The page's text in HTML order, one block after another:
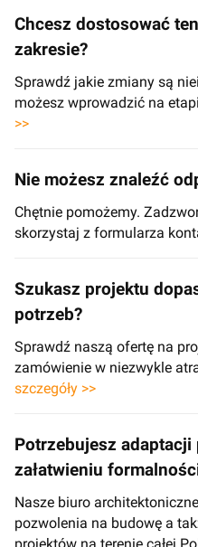
Chcesz dostosować
zakresie?
Sprawdź jakie zmiany są
możesz wprowadzić na
>>
Nie możesz znaleźć
Chętnie pomożemy.
skorzystaj z formularza
Szukasz projektu
potrzeb?
Sprawdź naszą ofertę na
zamówienie w niezwykle
szczegóły >>
Potrzebujesz
załatwieniu
Nasze biuro
pozwolenia na budowę a